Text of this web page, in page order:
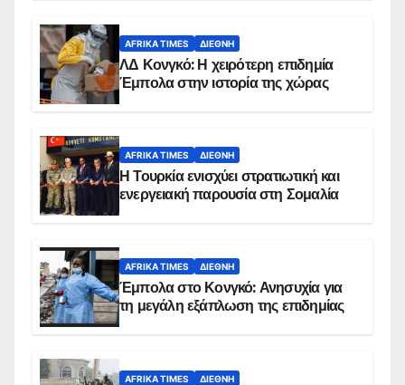
AFRIKA TIMES ΔΙΕΘΝΉ
ΛΔ Κονγκό: Η χειρότερη επιδημία
Έμπολα στην ιστορία της χώρας
AFRIKA TIMES ΔΙΕΘΝΉ
Η Τουρκία ενισχύει στρατιωτική και
ενεργειακή παρουσία στη Σομαλία
AFRIKA TIMES ΔΙΕΘΝΉ
Έμπολα στο Κονγκό: Ανησυχία για
τη μεγάλη εξάπλωση της επιδημίας
AFRIKA TIMES ΔΙΕΘΝΉ